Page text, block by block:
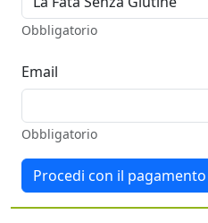
Obbligatorio
Email
Obbligatorio
Procedi con il pagamento